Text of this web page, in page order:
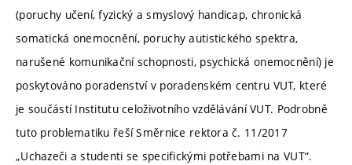
(poruchy učení, fyzický a smyslový handicap, chronická
somatická onemocnění, poruchy autistického spektra,
narušené komunikační schopnosti, psychická onemocnění) je
poskytováno poradenství v poradenském centru VUT, které
je součástí Institutu celoživotního vzdělávání VUT. Podrobně
tuto problematiku řeší Směrnice rektora č. 11/2017
„Uchazeči a studenti se specifickými potřebami na VUT“.